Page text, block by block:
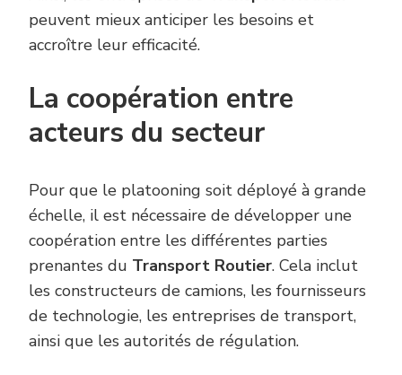
peuvent mieux anticiper les besoins et
accroître leur efficacité.
La coopération entre
acteurs du secteur
Pour que le platooning soit déployé à grande
échelle, il est nécessaire de développer une
coopération entre les différentes parties
prenantes du Transport Routier. Cela inclut
les constructeurs de camions, les fournisseurs
de technologie, les entreprises de transport,
ainsi que les autorités de régulation.